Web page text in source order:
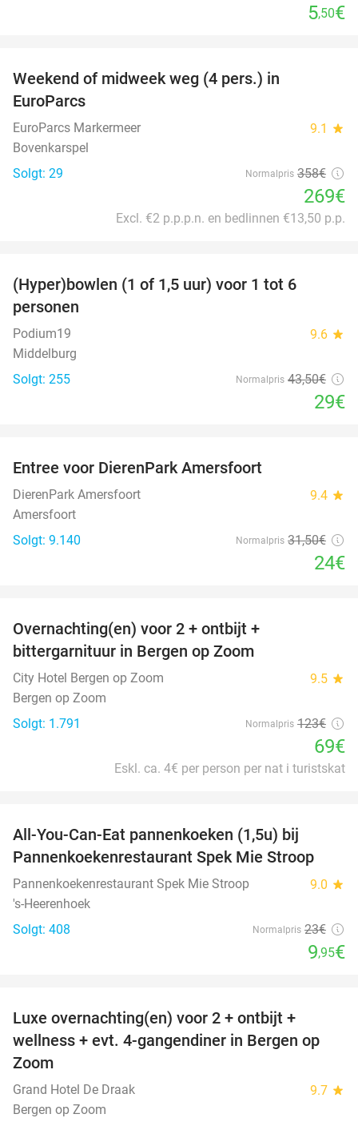
5,50€
Weekend of midweek weg (4 pers.) in
EuroParcs
EuroParcs Markermeer 9.1 star
Bovenkarspel
Solgt: 29
Normalpris 358€
269€
Excl. €2 p.p.p.n. en bedlinnen €13,50 p.p.
(Hyper)bowlen (1 of 1,5 uur) voor 1 tot 6
personen
Podium19 9.6 star
Middelburg
Solgt: 255
Normalpris 43,50€
29€
Entree voor DierenPark Amersfoort
DierenPark Amersfoort 9.4 star
Amersfoort
Solgt: 9.140
Normalpris 31,50€
24€
Overnachting(en) voor 2 + ontbijt +
bittergarnituur in Bergen op Zoom
City Hotel Bergen op Zoom 9.5 star
Bergen op Zoom
Solgt: 1.791
Normalpris 123€
69€
Eskl. ca. 4€ per person per nat i turistskat
All-You-Can-Eat pannenkoeken (1,5u) bij
Pannenkoekenrestaurant Spek Mie Stroop
Pannenkoekenrestaurant Spek Mie Stroop 9.0 star
's-Heerenhoek
Solgt: 408
Normalpris 23€
9,95€
Luxe overnachting(en) voor 2 + ontbijt +
wellness + evt. 4-gangendiner in Bergen op
Zoom
Grand Hotel De Draak 9.7 star
Bergen op Zoom